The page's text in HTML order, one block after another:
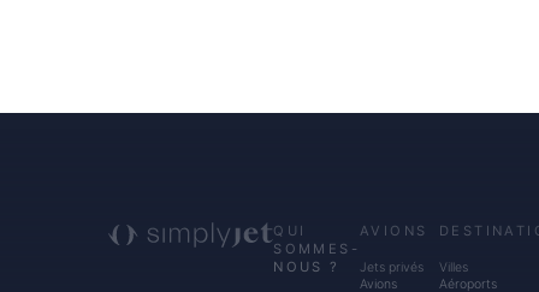
QUI
SOMMES-
NOUS ?
AVIONS
Jets privés
Avions
Villes
Aéroports